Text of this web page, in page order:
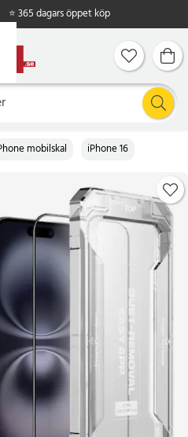
⭐ 365 dagars öppet köp
mobilskal iPhone 16